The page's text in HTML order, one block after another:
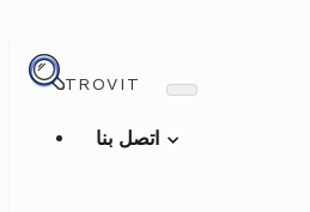
TROVIT